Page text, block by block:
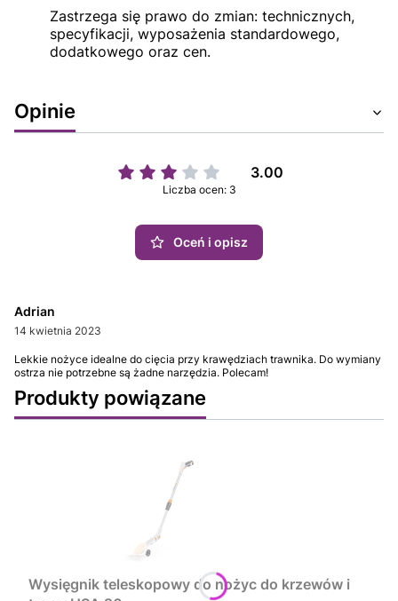
Zastrzega się prawo do zmian: technicznych,
specyfikacji, wyposażenia standardowego,
dodatkowego oraz cen.
Opinie
3.00
Liczba ocen: 3
Oceń i opisz
Adrian
14 kwietnia 2023
Lekkie nożyce idealne do cięcia przy krawędziach trawnika. Do wymiany
ostrza nie potrzebne są żadne narzędzia. Polecam!
Produkty powiązane
Wysięgnik teleskopowy do nożyc do krzewów i